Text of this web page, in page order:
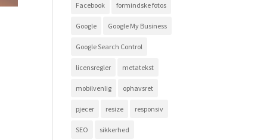
Facebook formindske fotos
Google Google My Business
Google Search Control
licensregler metatekst
mobilvenlig ophavsret
pjecer resize responsiv
SEO sikkerhed